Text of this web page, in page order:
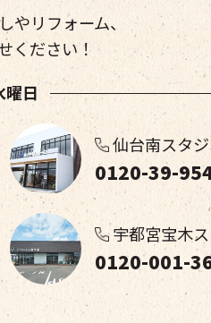
やリフォーム、
ください！
日
仙台南スタ
0120-39-
宇都宮宝木
0120-001-